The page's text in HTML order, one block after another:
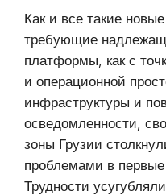
Как и все такие
требующие
платформы, как с
и операционной
инфраструктуры и
осведомленности,
зоны Грузии
проблемами в первые
Трудности